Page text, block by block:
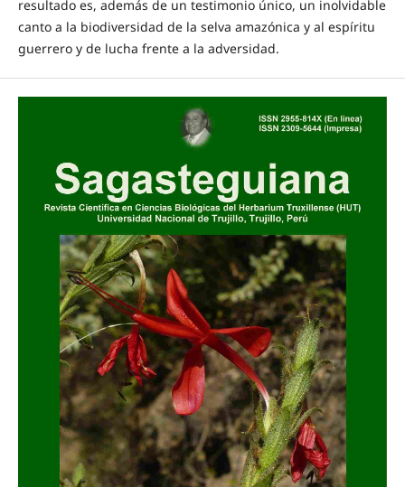
resultado es, además de un testimonio único, un inolvidable
canto a la biodiversidad de la selva amazónica y al espíritu
guerrero y de lucha frente a la adversidad.